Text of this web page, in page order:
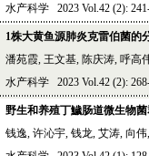
水产科学 2023 Vol.42 (2):
1株大黄鱼源肺炎克雷伯菌的
潘苑霞, 王文基, 陈庆涛, 呼高
水产科学 2023 Vol.42 (2):
野生和养殖丁鱥肠道微生物
钱逸, 许沁宇, 钱龙, 艾涛, 向